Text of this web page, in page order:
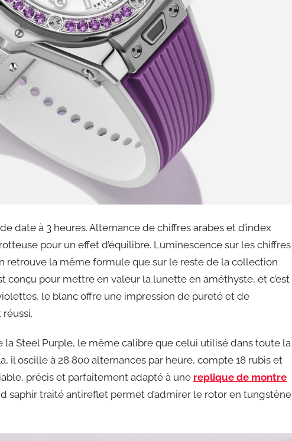
date à 3 heures. Alternance de chiffres arabes et d’index
pour un effet d’équilibre. Luminescence sur les chiffres
retrouve la même formule que sur le reste de la collection
conçu pour mettre en valeur la lunette en améthyste, et c’est
le blanc offre une impression de pureté et de
Steel Purple, le même calibre que celui utilisé dans toute la
il oscille à 28 800 alternances par heure, compte 18 rubis et
précis et parfaitement adapté à une replique de montre
saphir traité antireflet permet d’admirer le rotor en tungstène